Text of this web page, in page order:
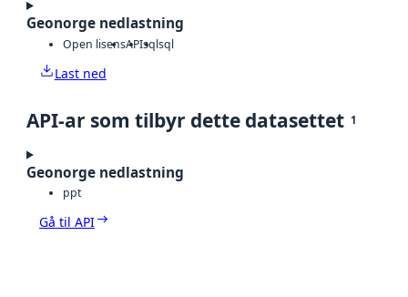
Geonorge nedlastning
Open lisensAPIsqlsql
Last ned
API-ar som tilbyr dette datasettet 1
Geonorge nedlastning
ppt
Gå til API